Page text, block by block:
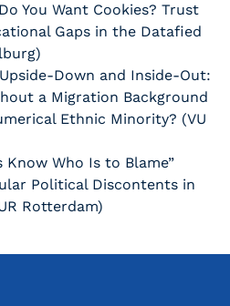
You Want Cookies? Trust
Gaps in the Datafied
Down and Inside-Out:
a Migration Background
Ethnic Minority? (VU
Know Who Is to Blame”
Political Discontents in
Rotterdam)